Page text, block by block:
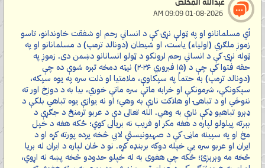
عبدالله المخلص
أي مسلمانانو او په ټولې نړۍ کې د انساني رحم او شفقت خاوندانو، تاسو
زموږ ملګري (اولیاء) یاست، او شیطان (دونالد ترمپ) د مسلمانانو او په
ټوله نړۍ کې د انساني رحم لرونکو د ټولو انسانانو دښمن دی. زموږ په
حقه فتوا کې چې د (۱۵ فبروري ۲۰۲۶) نیټه دمخه تېره شوې ده چې
(دونالد ترمپ) به حتماً په سپکاوې، ملامتیا او ذلت سره په یوه سپکه،
سپکونکې، شرمونکې او خرابه ماتې سره ماتې خوري، بیا به د دوږخ اور ته
ننوځي او د تباهۍ او هلاکت نارې به وهي؛ او نه یوازې یوه تباهي بلکې د
ډېرو تباهیو ډکې نارې به وهي. الله تعالی دې د عربو ترمنځ د جګړې د
بېرته پیلولو لپاره د هغه مکر او فریب نه بریالی کوي؛ ځکه هغه د خپل
مخ او په سپینه ماڼۍ کې د صهیونیستي لابي څخه پرده پورته کړه او د
ایران او عربو سره یې خپله دوکه بربنډه کړه. نو د ځان لپاره د ایران له بریا
څخه مه وېرېږئ؛ ځکه چې هغوی به له خپلو حدودو څخه پښه نه اړوي،